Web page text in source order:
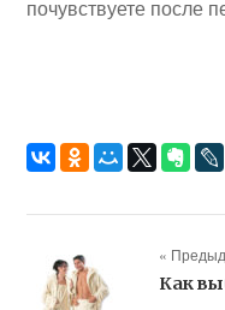
почувствуете после
«
Как